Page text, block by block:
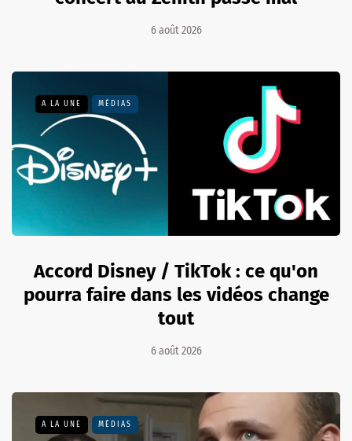
6 août 2026
A LA UNE MÉDIAS
Accord Disney / TikTok : ce qu'on
pourra faire dans les vidéos change
tout
6 août 2026
A LA UNE MÉDIAS